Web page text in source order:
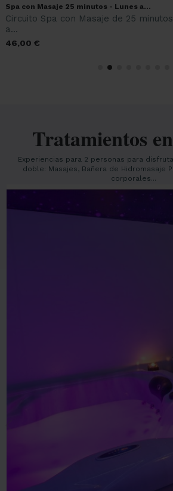
Spa con Masaje 25 minutos - Lunes a...
Circuito Spa con Masaje de 25
a...
46,00 €
Tratamientos
Experiencias para 2 personas para
doble: Masajes, Bañera de Hidromasaje
corporales...